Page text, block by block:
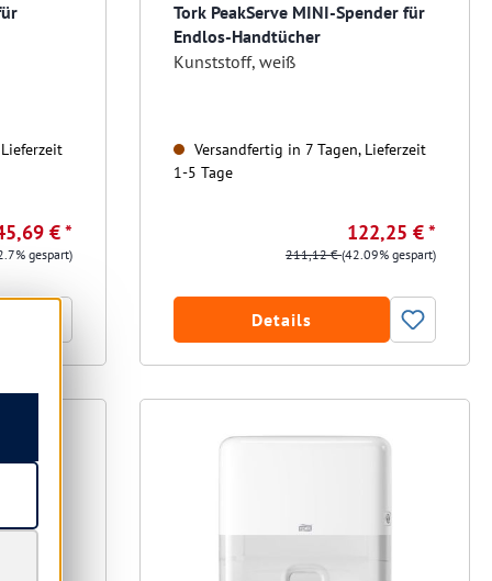
€ *
gespart)
Tork PeakServe MINI-Spender für
Endlos-Handtücher
Kunststoff, weiß
Versandfertig in 7 Tagen, Lieferzeit
1-5 Tage
122,25 € *
211,12 €(42.09% gespart)
Details